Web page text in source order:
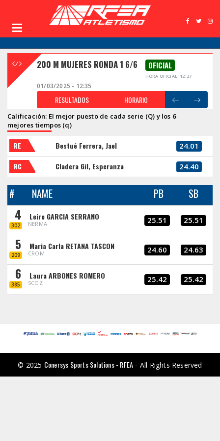
200 M MUJERES RONDA 1 6/6 OFICIAL
HORA OFICIAL: 12:37
01/03/2025 - 12:35
RESULTADOS HORARIO
Calificación: El mejor puesto de cada serie (Q) y los 6
mejores tiempos (q)
RE Bestué Ferrera, Jael 24.01
RC Cladera Gil, Esperanza 24.40
# NAME PB SB
4
302
Leire GARCIA SERRANO
NERMA 25.51 25.51
5
209
Maria Carla RETANA TASCON
CROM 24.60 24.63
6
385
Laura ARBONES ROMERO
SCOZ 25.42 25.42
© 2025 Conersys Sports Solutions - RFEA - All Rights Reserved